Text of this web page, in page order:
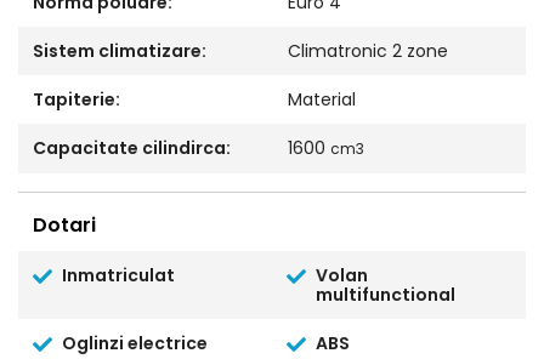
Sistem climatizare:
Climatronic 2 zone
Tapiterie:
Material
Capacitate cilindirca:
1600cm3
Dotari
Inmatriculat
Volan
multifunctional
Oglinzi electrice
ABS